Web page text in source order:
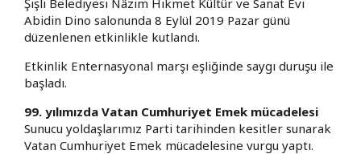
Abidin Dino salonunda 8 Eylül 2019 Pazar günü
düzenlenen etkinlikle kutlandı.
Etkinlik Enternasyonal marşı eşliğinde saygı duruşu ile
başladı.
99. yılımızda Vatan Cumhuriyet Emek mücadelesi
Sunucu yoldaşlarımız Parti tarihinden kesitler sunarak
Vatan Cumhuriyet Emek mücadelesine vurgu yaptı.